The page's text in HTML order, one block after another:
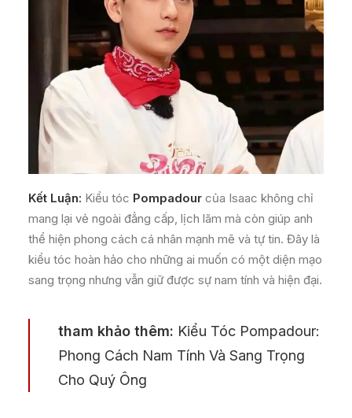
Kết Luận: Kiểu tóc Pompadour của Isaac không chỉ
mang lại vẻ ngoài đẳng cấp, lịch lãm mà còn giúp anh
thể hiện phong cách cá nhân mạnh mẽ và tự tin. Đây là
kiểu tóc hoàn hảo cho những ai muốn có một diện mạo
sang trọng nhưng vẫn giữ được sự nam tính và hiện đại.
tham khảo thêm: Kiểu Tóc Pompadour:
Phong Cách Nam Tính Và Sang Trọng
Cho Quý Ông